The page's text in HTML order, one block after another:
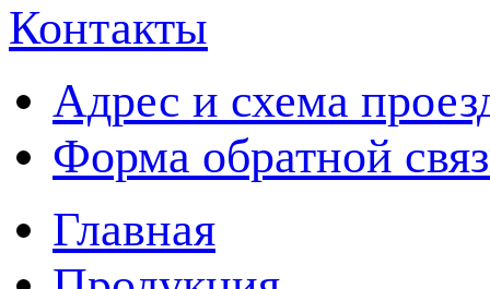
Контакты
Адрес и схема
Форма обратной
Главная